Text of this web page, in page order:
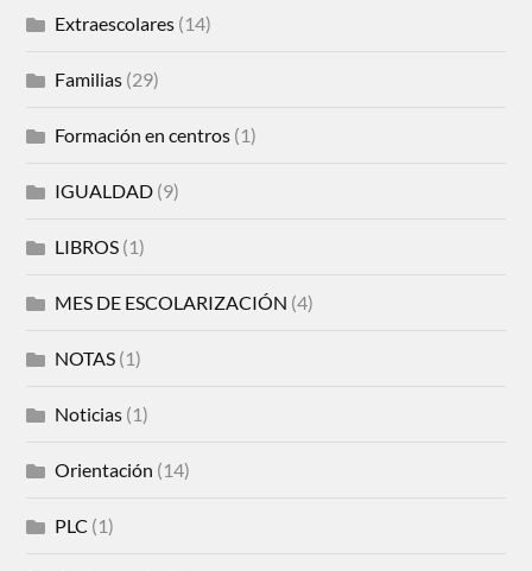
Extraescolares (14)
Familias (29)
Formación en centros (1)
IGUALDAD (9)
LIBROS (1)
MES DE ESCOLARIZACIÓN (4)
NOTAS (1)
Noticias (1)
Orientación (14)
PLC (1)